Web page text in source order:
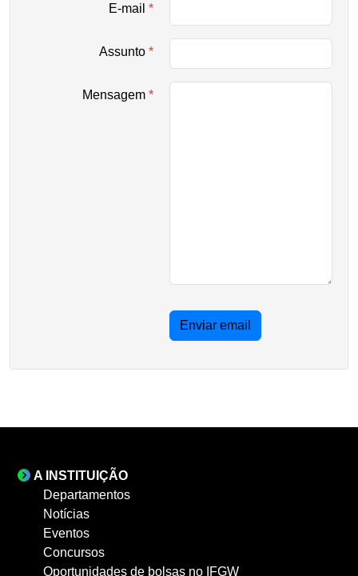
E-mail *
Assunto *
Mensagem *
Enviar email
A INSTITUIÇÃO
Departamentos
Notícias
Eventos
Concursos
Oportunidades de bolsas no IFGW